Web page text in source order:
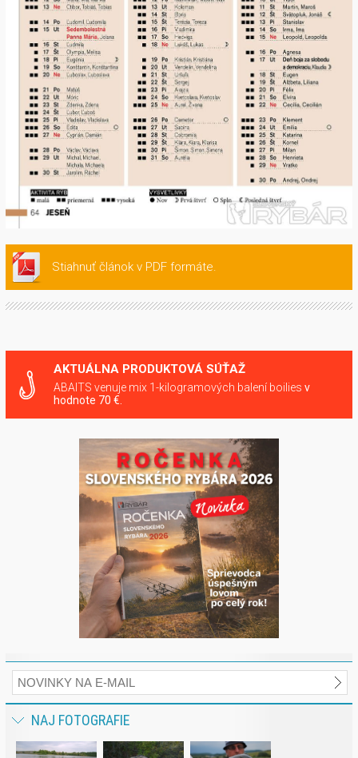
Stiahnuť článok v PDF formáte.
AKTUÁLNA PRODUKTOVÁ SÚŤAŽ
ABAITS venuje mix 1-kilogramových balení boilies v
hodnote 70 €.
NAJ FOTOGRAFIE